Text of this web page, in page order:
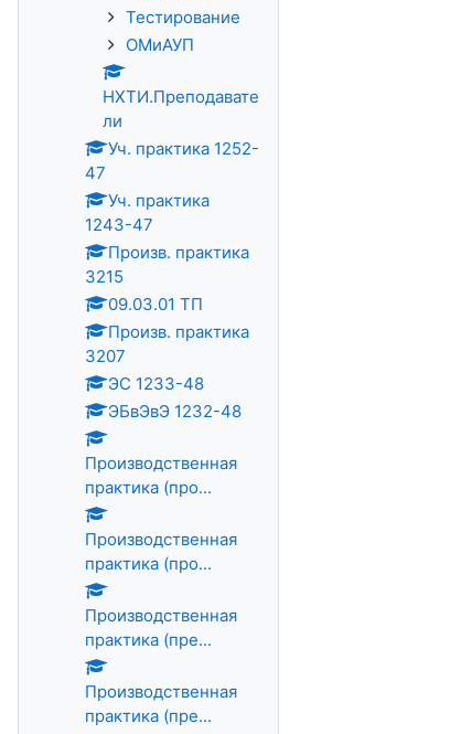
Тестирование
ОМиАУП
НХТИ.Преподавате
ли
Уч. практика 1252-
47
Уч. практика
1243-47
Произв. практика
3215
09.03.01 ТП
Произв. практика
3207
ЭС 1233-48
ЭБвЭвЭ 1232-48
Производственная
практика (про...
Производственная
практика (про...
Производственная
практика (пре...
Производственная
практика (пре...